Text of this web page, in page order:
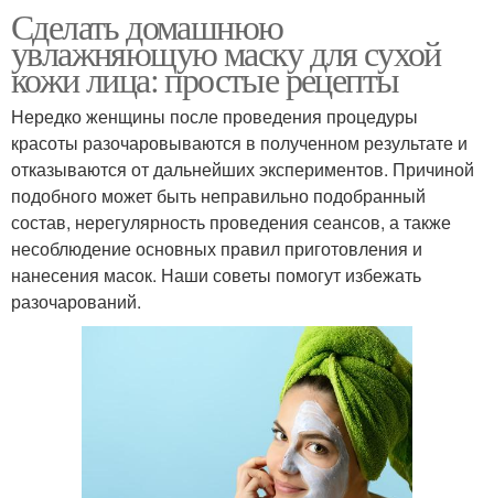
Сделать домашнюю
увлажняющую маску для сухой
кожи лица: простые рецепты
Нередко женщины после проведения процедуры
красоты разочаровываются в полученном результате и
отказываются от дальнейших экспериментов. Причиной
подобного может быть неправильно подобранный
состав, нерегулярность проведения сеансов, а также
несоблюдение основных правил приготовления и
нанесения масок. Наши советы помогут избежать
разочарований.